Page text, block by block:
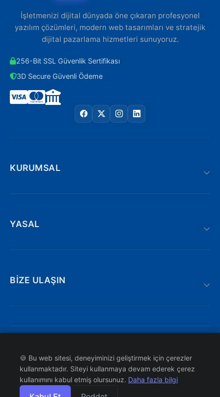
İşletmenizi dijital dünyada öne çıkaran profesyonel
yazılım çözümleri, modern web tasarımları ve stratejik
dijital pazarlama hizmetleri sunuyoruz.
256-Bit SSL Güvenlik Sertifikası
3D Secure Güvenli Ödeme
KURUMSAL
YASAL
BIZE ULAŞIN
Bizi Arayın
WhatsApp Destek Hattı
KVKK
Çerez Politikası
Site Haritası
🍪 Bu web sitesi, deneyiminizi geliştirmek için çerezler
kullanmaktadır. Siteyi kullanmaya devam ederek çerez
kullanımını kabul etmiş olursunuz. Daha fazla bilgi